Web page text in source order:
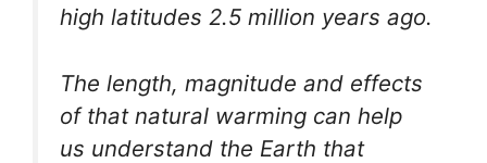
high latitudes 2.5 million years ago.
The length, magnitude and effects
of that natural warming can help
us understand the Earth that